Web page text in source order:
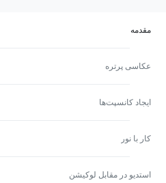
مقدمه
عکاسی پرتره
ایجاد کانسپت‌ها
کار با نور
استدیو در مقابل لوکیشن